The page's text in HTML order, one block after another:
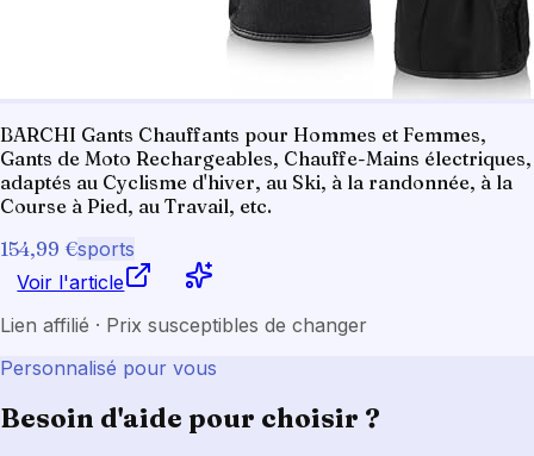
BARCHI Gants Chauffants pour Hommes et Femmes,
Gants de Moto Rechargeables, Chauffe-Mains électriques,
adaptés au Cyclisme d'hiver, au Ski, à la randonnée, à la
Course à Pied, au Travail, etc.
154,99 €sports
Voir l'article
Lien affilié · Prix susceptibles de changer
Personnalisé pour vous
Besoin d'aide pour choisir ?